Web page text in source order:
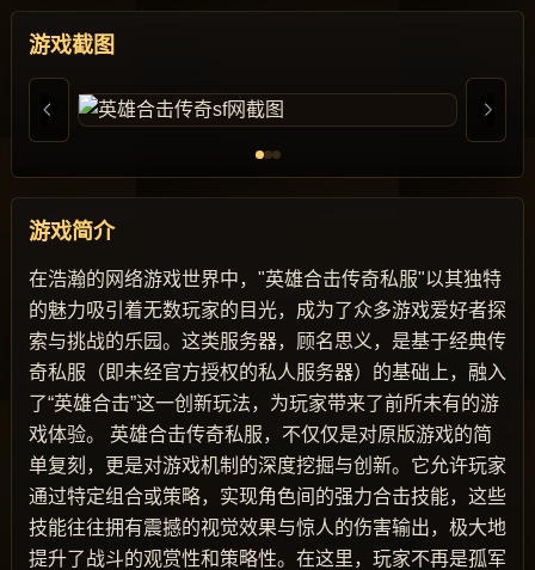
游戏截图
游戏简介
在浩瀚的网络游戏世界中，"英雄合击传奇私服"以其独特
的魅力吸引着无数玩家的目光，成为了众多游戏爱好者探
索与挑战的乐园。这类服务器，顾名思义，是基于经典传
奇私服（即未经官方授权的私人服务器）的基础上，融入
了“英雄合击”这一创新玩法，为玩家带来了前所未有的游
戏体验。 英雄合击传奇私服，不仅仅是对原版游戏的简
单复刻，更是对游戏机制的深度挖掘与创新。它允许玩家
通过特定组合或策略，实现角色间的强力合击技能，这些
技能往往拥有震撼的视觉效果与惊人的伤害输出，极大地
提升了战斗的观赏性和策略性。在这里，玩家不再是孤军